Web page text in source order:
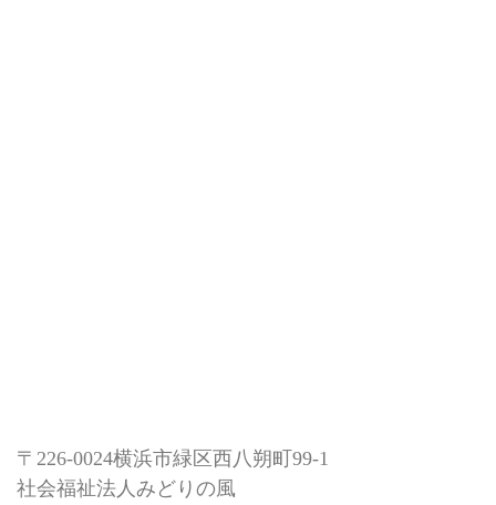
〒226-0024横浜市緑区西八朔町99-1
社会福祉法人みどりの風